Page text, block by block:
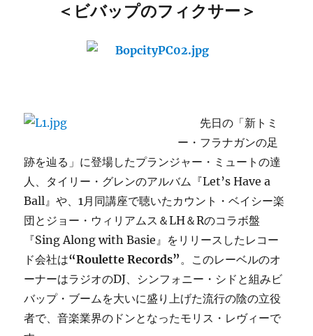
＜ビバップのフィクサー＞
先日の「新トミ
ー・フラナガンの足
跡を辿る」に登場したプランジャー・ミュートの達
人、タイリー・グレンのアルバム『Let’s Have a
Ball』や、1月同講座で聴いたカウント・ベイシー楽
団とジョー・ウィリアムス＆LH＆Rのコラボ盤
『Sing Along with Basie』をリリースしたレコー
ド会社は“Roulette Records”。このレーベルのオ
ーナーはラジオのDJ、シンフォニー・シドと組みビ
バップ・ブームを大いに盛り上げた流行の陰の立役
者で、音楽業界のドンとなったモリス・レヴィーで